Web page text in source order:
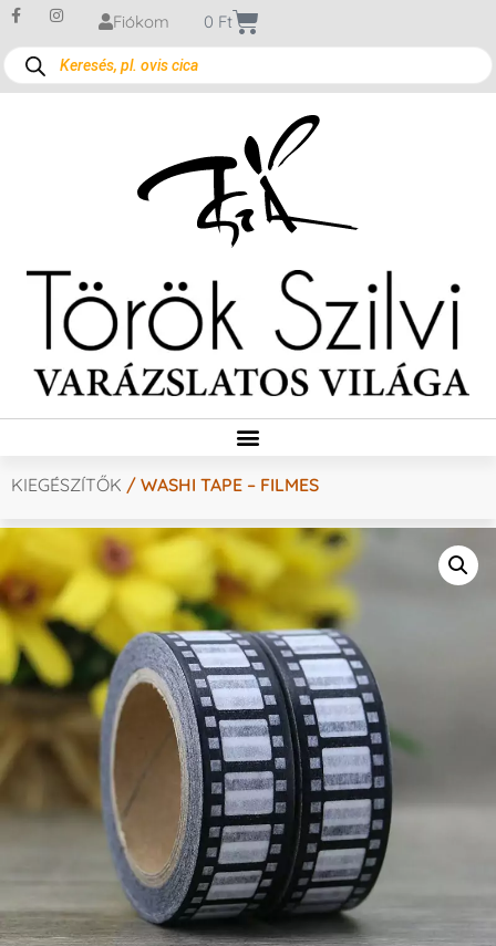
Fiókom 0 Ft
KIEGÉSZÍTŐK / WASHI TAPE – FILMES